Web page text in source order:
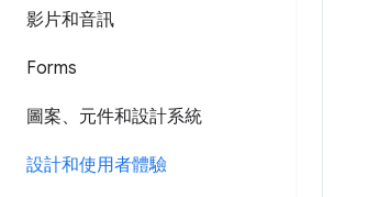
影片和音訊
Forms
圖案、元件和設計系統
設計和使用者體驗